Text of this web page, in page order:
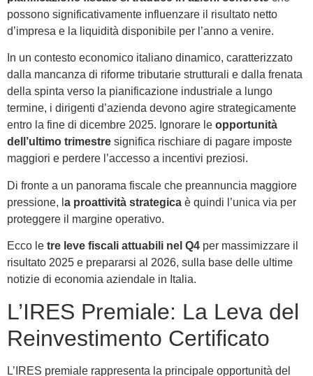
possono significativamente influenzare il risultato netto
d’impresa e la liquidità disponibile per l’anno a venire.
In un contesto economico italiano dinamico, caratterizzato
dalla mancanza di riforme tributarie strutturali e dalla frenata
della spinta verso la pianificazione industriale a lungo
termine, i dirigenti d’azienda devono agire strategicamente
entro la fine di dicembre 2025. Ignorare le opportunità
dell’ultimo trimestre significa rischiare di pagare imposte
maggiori e perdere l’accesso a incentivi preziosi.
Di fronte a un panorama fiscale che preannuncia maggiore
pressione, l a proattività strategica è quindi l’unica via per
proteggere il margine operativo.
Ecco le tre leve fiscali attuabili nel Q4 per massimizzare il
risultato 2025 e prepararsi al 2026, sulla base delle ultime
notizie di economia aziendale in Italia.
L’IRES Premiale: La Leva del
Reinvestimento Certificato
L’IRES premiale rappresenta la principale opportunità del